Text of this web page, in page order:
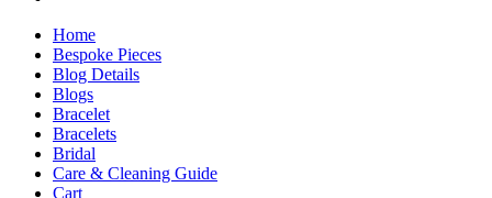
Home
Bespoke Pieces
Blog Details
Blogs
Bracelet
Bracelets
Bridal
Care & Cleaning Guide
Cart